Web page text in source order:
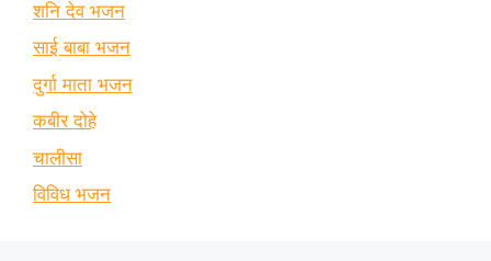
शनि देव भजन
साई बाबा भजन
दुर्गा माता भजन
कबीर दोहे
चालीसा
विविध भजन